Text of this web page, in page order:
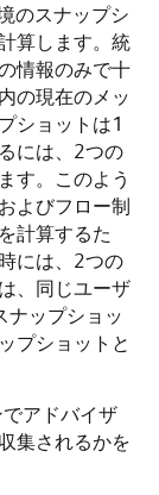
のスナップシ
算します。統
情報のみで十
の現在のメッ
ショットは1
には、2つの
す。このよう
よびフロー制
計算するた
には、2つの
、同じユーザ
ナップショッ
プショットと
アドバイザ
集されるかを